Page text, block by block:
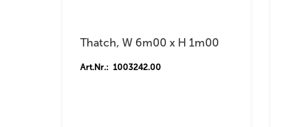
Thatch, W 6m00 x H 1m00
Art.Nr.: 1003242.00